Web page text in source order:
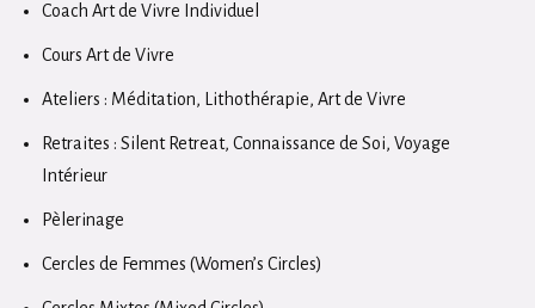
Coach Art de Vivre Individuel
Cours Art de Vivre
Ateliers : Méditation, Lithothérapie, Art de Vivre
Retraites : Silent Retreat, Connaissance de Soi, Voyage
Intérieur
Pèlerinage
Cercles de Femmes (Women’s Circles)